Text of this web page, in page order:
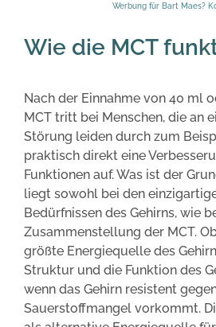
Werbung für Bart Maes?
Wie die MCT
Nach der Einnahme von 40 ml
MCT tritt bei Menschen, die an
Störung leiden durch zum
praktisch direkt eine
Funktionen auf. Was ist der
liegt sowohl bei den
Bedürfnissen des Gehirns, wie
Zusammenstellung der MCT.
größte Energiequelle des
Struktur und die Funktion des
wenn das Gehirn resistent
Sauerstoffmangel vorkommt.